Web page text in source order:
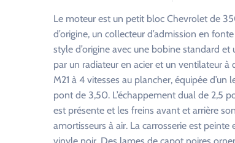
Le moteur est un petit bloc Chevrolet de
d’origine, un collecteur d’admission en
style d’origine avec une bobine standard
par un radiateur en acier et un ventilateur
M21 à 4 vitesses au plancher, équipée
pont de 3,50. L’échappement dual de 2,5
est présente et les freins avant et arrière
amortisseurs à air. La carrosserie est